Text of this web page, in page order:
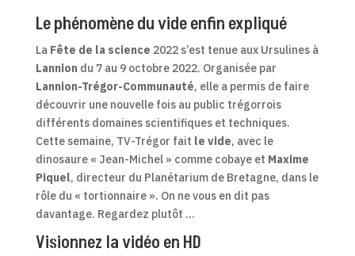
Le phénomène du vide enfin expliqué
La Fête de la science 2022 s’est tenue aux Ursulines à
Lanniondu 7 au 9 octobre 2022. Organisée par
Lannion-Trégor-Communauté, elle a permis de faire
découvrir une nouvelle fois au public trégorrois
différents domaines scientifiques et techniques.
Cette semaine, TV-Trégor fait le vide, avec le
dinosaure « Jean-Michel » comme cobaye et Maxime
Piquel, directeur du Planétarium de Bretagne, dans le
rôle du « tortionnaire ». On ne vous en dit pas
davantage. Regardez plutôt …
Visionnez la vidéo en HD